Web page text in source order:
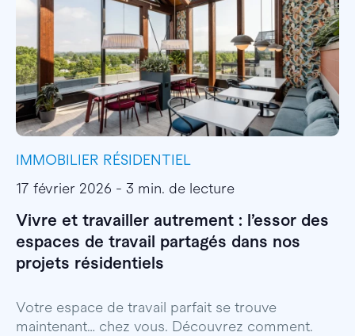
IMMOBILIER RÉSIDENTIEL
17 février 2026 - 3 min. de lecture
Vivre et travailler autrement : l’essor des
espaces de travail partagés dans nos
projets résidentiels
Votre espace de travail parfait se trouve
maintenant… chez vous. Découvrez comment.